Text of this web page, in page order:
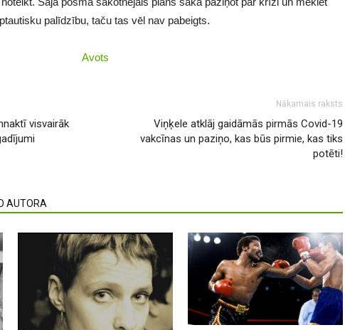
palīdzību, taču tas vēl nav pabeigts.
Avots
visvairāk
Nākamais raksts
Viņķele atklāj gaidāmās pirmās Covid-19
vakcīnas un paziņo, kas būs pirmie, kas tiks
potēti!
AUTORA